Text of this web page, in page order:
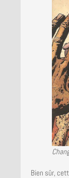
Bien sûr,